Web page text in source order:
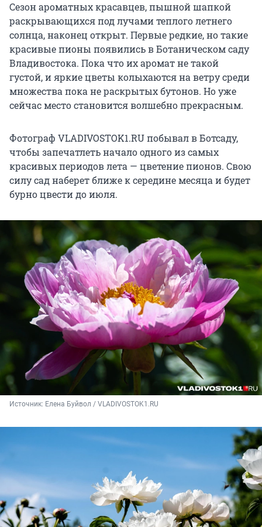
Сезон ароматных красавцев, пышной шапкой
раскрывающихся под лучами теплого летнего
солнца, наконец открыт. Первые редкие, но такие
красивые пионы появились в Ботаническом саду
Владивостока. Пока что их аромат не такой
густой, и яркие цветы колыхаются на ветру среди
множества пока не раскрытых бутонов. Но уже
сейчас место становится волшебно прекрасным.
Фотограф VLADIVOSTOK1.RU побывал в Ботсаду,
чтобы запечатлеть начало одного из самых
красивых периодов лета — цветение пионов. Свою
силу сад наберет ближе к середине месяца и будет
бурно цвести до июля.
Источник: Елена Буйвол / VLADIVOSTOK1.RU